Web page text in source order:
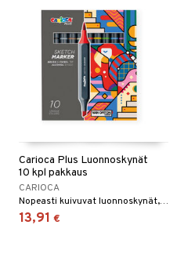
Carioca Plus Luonnoskynät
10 kpl pakkaus
CARIOCA
Nopeasti kuivuvat luonnoskynät, joissa on kaksipäinen kärki ja ergonomiset kahvat.
13,91 €